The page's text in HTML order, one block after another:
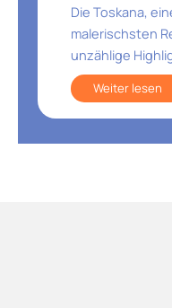
Die Toskana,
malerischsten
unzählige
Weiter lesen